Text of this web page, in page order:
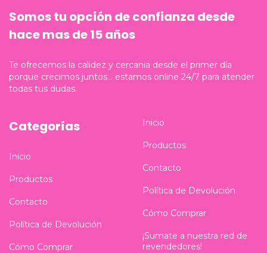
Somos tu opción de confianza desde
hace mas de 15 años
Te ofrecemos la calidez y cercania desde el primer día
porque crecimos juntos... estamos online 24/7 para atender
todas tus dudas.
Categorías
Inicio
Productos
Contacto
Política de Devolución
Cómo Comprar
Inicio
Productos
Contacto
Política de Devolución
Cómo Comprar
¡Sumate a nuestra red de
revendedores!